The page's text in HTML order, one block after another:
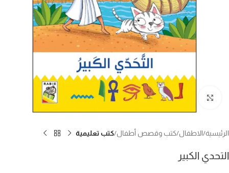
Click to enlarge
الرئيسية الاطفال كتب وقصص أطفال كتب تعليمية
التحدي الكبير